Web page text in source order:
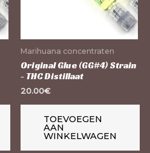
Marihuana concentraten
Original Glue (GG#4) Strain
- THC Distillaat
20.00€
TOEVOEGEN
AAN
WINKELWAGEN